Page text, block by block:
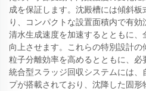
成を保証します。沈殿槽には傾斜
り、コンパクトな設置面積内で有
清水生成速度を加速するとともに
向上させます。これらの特別設計の
粒子分離効率を高めるとともに、必
統合型スラッジ回収システムには
プが搭載されており、沈降した固形